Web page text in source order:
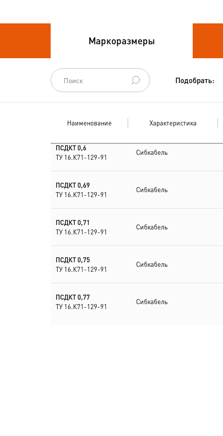
Провода силовые для
Провода
спец.назначения
Провода
Шнуры шахтные
Маркоразмеры
Подобрать:
Наименование Характеристика
ПСДКТ 0,6
ТУ 16.К71-129-91
Сибкабель
ПСДКТ 0,69
ТУ 16.К71-129-91
Сибкабель
ПСДКТ 0,71
ТУ 16.К71-129-91
Сибкабель
ПСДКТ 0,75
ТУ 16.К71-129-91
Сибкабель
ПСДКТ 0,77
ТУ 16.К71-129-91
Сибкабель